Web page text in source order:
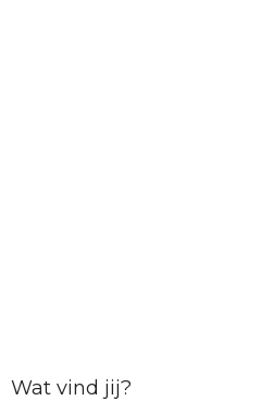
Wat vind jij?